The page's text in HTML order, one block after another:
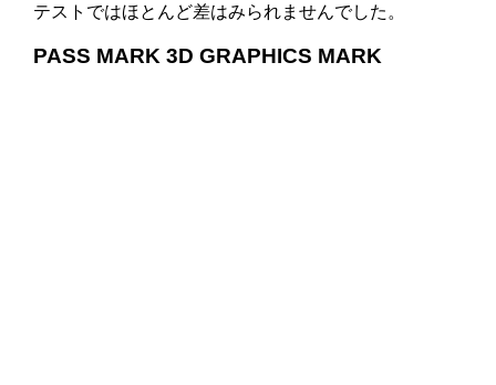
テストではほとんど差はみられませんでした。
PASS MARK 3D GRAPHICS MARK